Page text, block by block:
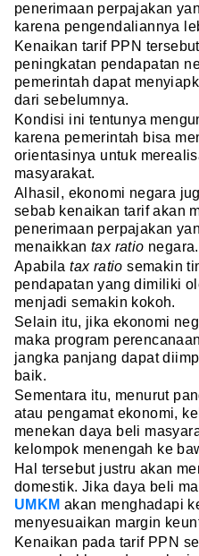
penerimaan perpajakan
karena pengendaliannya
Kenaikan tarif PPN
peningkatan pendapatan
pemerintah dapat
dari sebelumnya.
Kondisi ini tentunya
karena pemerintah bisa
orientasinya untuk
masyarakat.
Alhasil, ekonomi negara
sebab kenaikan tarif akan
penerimaan perpajakan
menaikkantax ratio negara.
Apabilatax ratiosemakin
pendapatan yang dimiliki
menjadi semakin kokoh.
Selain itu, jika ekonomi
maka program
jangka panjang dapat
baik.
Sementara itu, menurut
atau pengamat ekonomi,
menekan daya beli
kelompok menengah ke
Hal tersebut justru akan
domestik. Jika daya beli
UMKM akan menghadapi
menyesuaikan margin
Kenaikan pada tarif PPN